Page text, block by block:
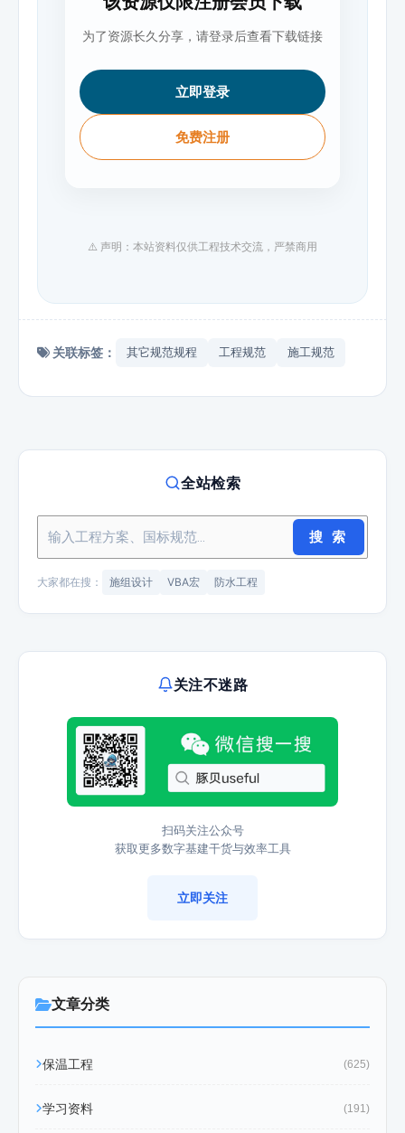
为了资源长久分享，请登录后查看下载链接
立即登录
免费注册
⚠️ 声明：本站资料仅供工程技术交流，严禁商用
关联标签： 其它规范规程 工程规范 施工规范
全站检索
搜 索
大家都在搜： 施组设计 VBA宏 防水工程
关注不迷路
扫码关注公众号
获取更多数字基建干货与效率工具
立即关注
文章分类
保温工程 (625)
学习资料 (191)